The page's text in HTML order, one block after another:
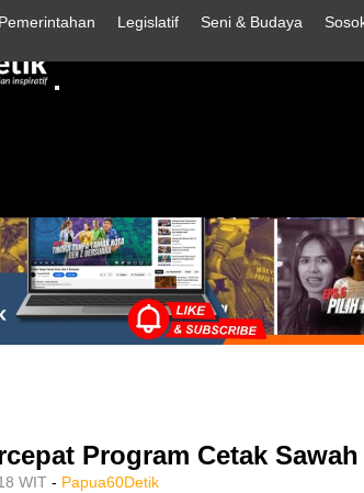
Pemerintahan Legislatif Seni & Budaya
Program Cetak
WIT - Papua60Detik